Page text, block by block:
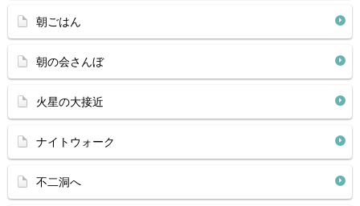
朝ごはん
朝の会さんぼ
火星の大接近
ナイトウォーク
不二洞へ